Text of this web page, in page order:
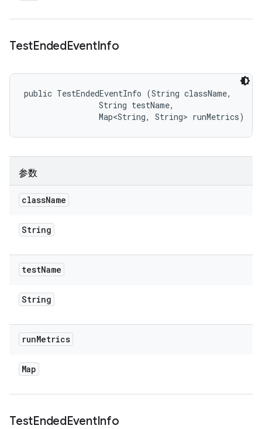
TestEndedEventInfo
public TestEndedEventInfo (String className,
                String testName,
                Map<String, String> runMetrics)
参数
className
String
testName
String
runMetrics
Map
TestEndedEventInfo